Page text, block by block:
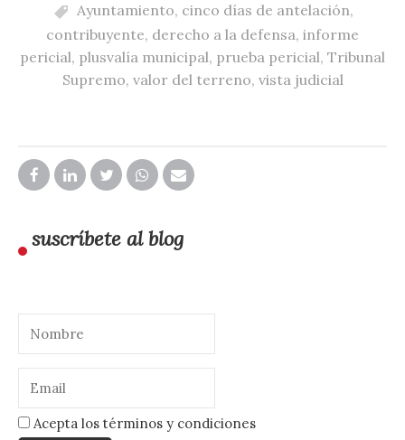
Ayuntamiento, cinco días de antelación,
contribuyente, derecho a la defensa, informe
pericial, plusvalía municipal, prueba pericial, Tribunal
Supremo, valor del terreno, vista judicial
suscríbete al blog
Acepta los términos y condiciones